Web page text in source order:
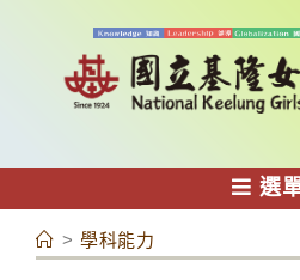
容
選
> 學科能力